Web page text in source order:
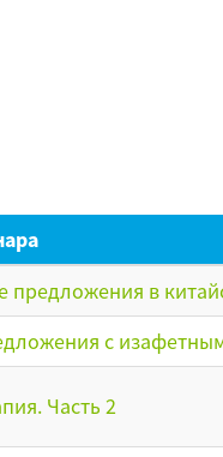
предложения в
с
Часть 2